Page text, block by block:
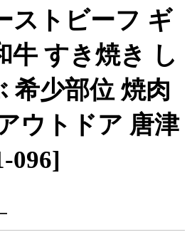
ストビーフ ギ
牛 すき焼き し
希少部位 焼肉
ウトドア 唐津
096]